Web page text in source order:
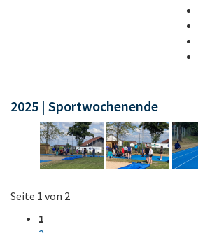
2025 | Sportwochenende
Seite 1 von 2
1